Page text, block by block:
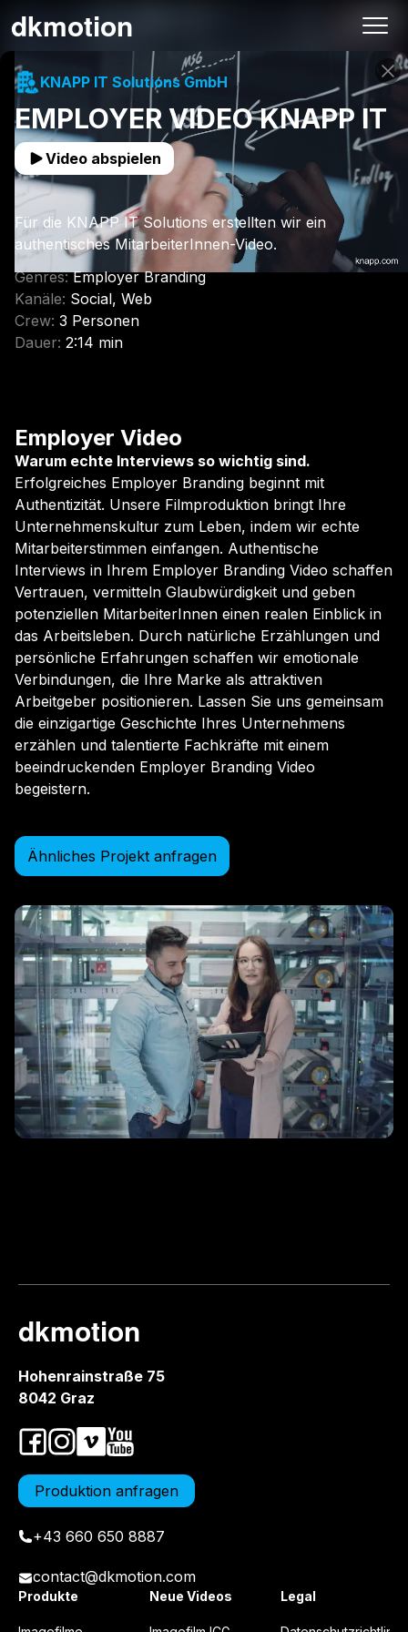
REC
dkmotion
KNAPP IT Solutions GmbH
EMPLOYER VIDEO KNAPP IT
Video abspielen
Für die KNAPP IT Solutions erstellten wir ein
authentisches MitarbeiterInnen-Video.
Genres: Employer Branding
Kanäle: Social, Web
Crew: 3 Personen
Dauer: 2:14 min
Employer Video
Warum echte Interviews so wichtig sind.
Erfolgreiches Employer Branding beginnt mit
Authentizität. Unsere Filmproduktion bringt Ihre
Unternehmenskultur zum Leben, indem wir echte
Mitarbeiterstimmen einfangen. Authentische
Interviews in Ihrem Employer Branding Video schaffen
Vertrauen, vermitteln Glaubwürdigkeit und geben
potenziellen MitarbeiterInnen einen realen Einblick in
das Arbeitsleben. Durch natürliche Erzählungen und
persönliche Erfahrungen schaffen wir emotionale
Verbindungen, die Ihre Marke als attraktiven
Arbeitgeber positionieren. Lassen Sie uns gemeinsam
die einzigartige Geschichte Ihres Unternehmens
erzählen und talentierte Fachkräfte mit einem
beeindruckenden Employer Branding Video
begeistern.
Ähnliches Projekt anfragen
dkmotion
Hohenrainstraße 75
8042 Graz
Produktion anfragen
+43 660 650 8887
contact@dkmotion.com
Produkte Neue Videos Legal